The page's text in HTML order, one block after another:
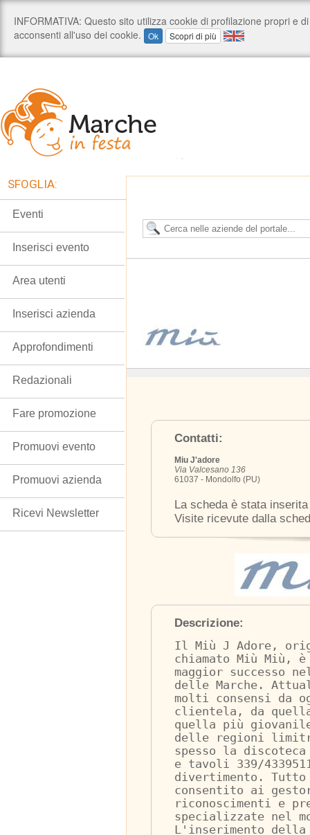
Contatti:
Miu J'adore
Via Valcesano 136
61037 - Mondolfo (PU)
La scheda è stata
Visite ricevute dalla
Descrizione:
Il Miù J Adore,
chiamato Miù Miù,
maggior successo
delle Marche.
molti consensi da
clientela, da
quella più
delle regioni
spesso la
e tavoli 339/
divertimento.
consentito ai
riconoscimenti e
specializzate nel
L'inserimento
SFOGLIA:
Eventi
Inserisci evento
Area utenti
Inserisci azienda
Approfondimenti
Redazionali
Fare promozione
Promuovi evento
Promuovi azienda
Ricevi Newsletter